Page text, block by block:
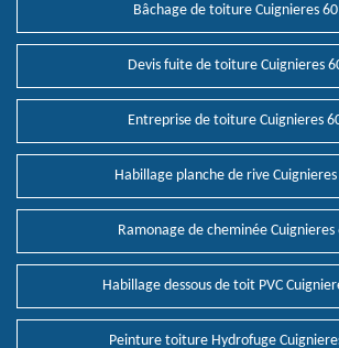
Bâchage de toiture Cuignieres
Devis fuite de toiture Cuignieres
Entreprise de toiture Cuignieres
Habillage planche de rive
Ramonage de cheminée Cuignieres
Habillage dessous de toit PVC
Peinture toiture Hydrofuge